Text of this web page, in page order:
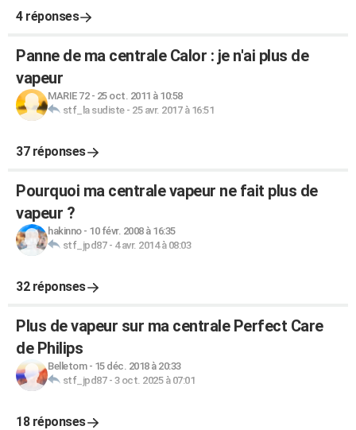
4 réponses
Panne de ma centrale Calor : je n'ai plus de
vapeur
MARIE 72- 25 oct. 2011 à 10:58
stf_la sudiste- 25 avr. 2017 à 16:51
37 réponses
Pourquoi ma centrale vapeur ne fait plus de
vapeur ?
hakinno- 10 févr. 2008 à 16:35
stf_jpd87- 4 avr. 2014 à 08:03
32 réponses
Plus de vapeur sur ma centrale Perfect Care
de Philips
Belletom- 15 déc. 2018 à 20:33
stf_jpd87- 3 oct. 2025 à 07:01
18 réponses